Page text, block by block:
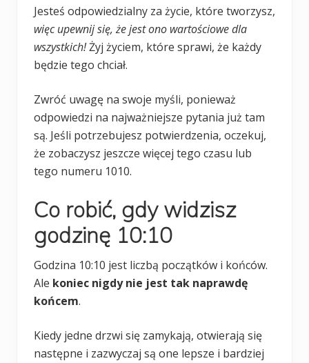
Jesteś odpowiedzialny za życie, które tworzysz,
więc upewnij się, że jest ono wartościowe dla
wszystkich!Żyj życiem, które sprawi, że każdy
będzie tego chciał.
Zwróć uwagę na swoje myśli, ponieważ
odpowiedzi na najważniejsze pytania już tam
są. Jeśli potrzebujesz potwierdzenia, oczekuj,
że zobaczysz jeszcze więcej tego czasu lub
tego numeru 1010.
Co robić, gdy widzisz
godzinę 10:10
Godzina 10:10 jest liczbą początków i końców.
Ale koniec nigdy nie jest tak naprawdę
końcem.
Kiedy jedne drzwi się zamykają, otwierają się
następne i zazwyczaj są one lepsze i bardziej